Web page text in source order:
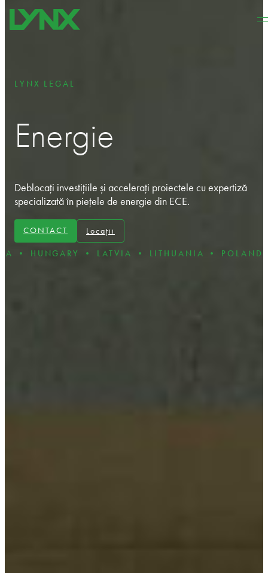
Sari la conținutul principal
LYNX LEGAL
Energie
Deblocați investițiile și accelerați proiectele cu expertiză
specializată în piețele de energie din ECE.
CONTACT Locații
• LATVIA • LITHUANIA • POLAND •